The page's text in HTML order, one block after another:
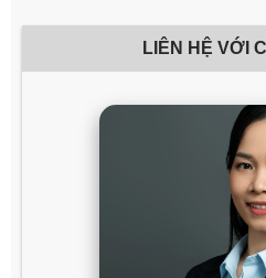
LIÊN HỆ VỚI